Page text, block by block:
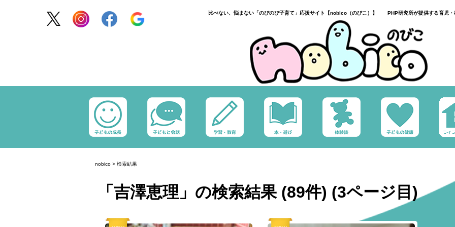
比べない、悩まない「のびのび子育て」応援サイト【nobico（のびこ）】 PHP研究所が提供する育児・
nobico > 検索結果
「吉澤恵理」の検索結果 (89件) (3ページ目)